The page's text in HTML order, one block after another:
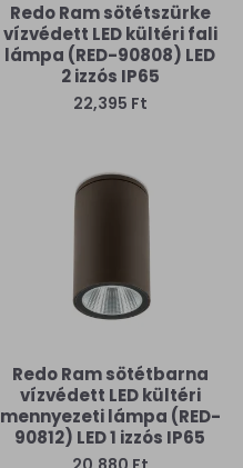
Redo Ram sötétszürke
vízvédett LED kültéri fali
lámpa (RED-90808) LED
2 izzós IP65
22,395 Ft
Redo Ram sötétbarna
vízvédett LED kültéri
mennyezeti lámpa (RED-
90812) LED 1 izzós IP65